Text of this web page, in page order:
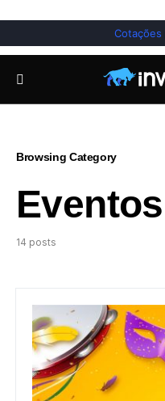
Cotações
Browsing Category
Eventos
14 posts